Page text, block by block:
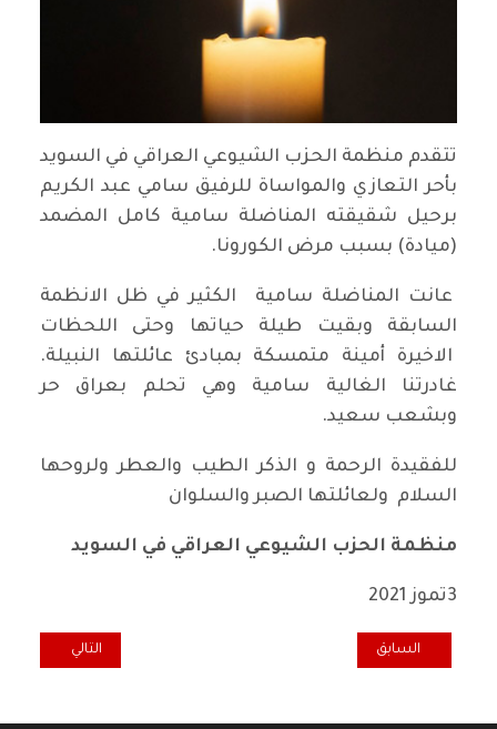
تتقدم منظمة الحزب الشيوعي العراقي في السويد
بأحر التعازي والمواساة للرفيق سامي عبد الكريم
برحيل شقيقته المناضلة سامية كامل المضمد
(ميادة) بسبب مرض الكورونا.
عانت المناضلة سامية الكثير في ظل الانظمة
السابقة وبقيت طيلة حياتها وحتى اللحظات
الاخيرة أمينة متمسكة بمبادئ عائلتها النبيلة.
غادرتنا الغالية سامية وهي تحلم بعراق حر
وبشعب سعيد.
للفقيدة الرحمة و الذكر الطيب والعطر ولروحها
السلام ولعائلتها الصبر والسلوان
منظمة الحزب الشيوعي العراقي في السويد
3تموز 2021
المقال السابق: تعاز ومواساة برحيل الرفيق هاشم علي حداد
السابق المقال التالي:
التالي